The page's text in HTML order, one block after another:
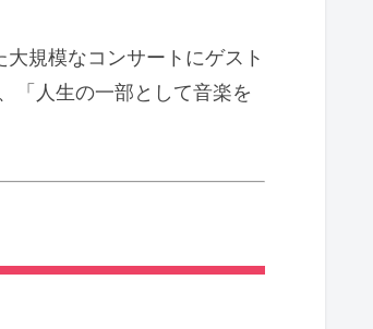
規模なコンサートにゲスト
「人生の一部として音楽を